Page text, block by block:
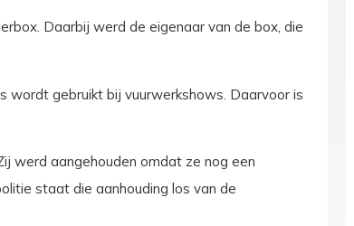
Daarbij werd de eigenaar van de box, die
wordt gebruikt bij vuurwerkshows. Daarvoor is
werd aangehouden omdat ze nog een
staat die aanhouding los van de